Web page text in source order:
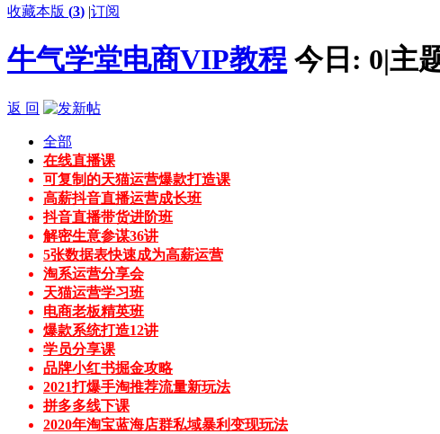
收藏本版 (3) |订阅
牛气学堂电商VIP教程 今日: 0|主
返 回
全部
在线直播课
可复制的天猫运营爆款打造课
高薪抖音直播运营成长班
抖音直播带货进阶班
解密生意参谋36讲
5张数据表快速成为高薪运营
淘系运营分享会
天猫运营学习班
电商老板精英班
爆款系统打造12讲
学员分享课
品牌小红书掘金攻略
2021打爆手淘推荐流量新玩法
拼多多线下课
2020年淘宝蓝海店群私域暴利变现玩法